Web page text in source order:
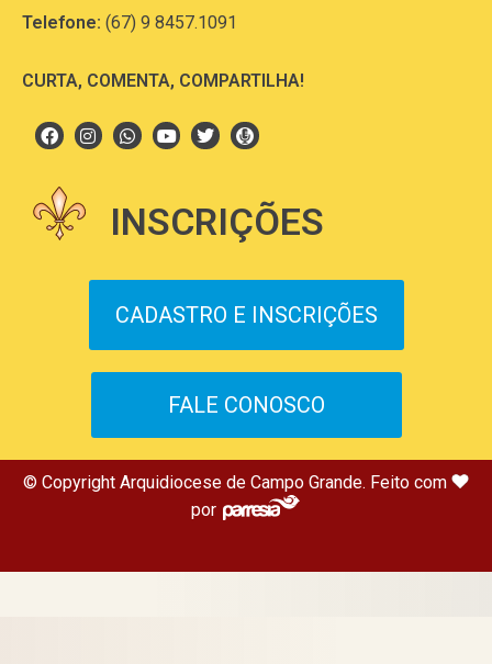
Telefone: (67) 9 8457.1091
CURTA, COMENTA, COMPARTILHA!
INSCRIÇÕES
CADASTRO E INSCRIÇÕES
FALE CONOSCO
© Copyright Arquidiocese de Campo Grande. Feito com
por